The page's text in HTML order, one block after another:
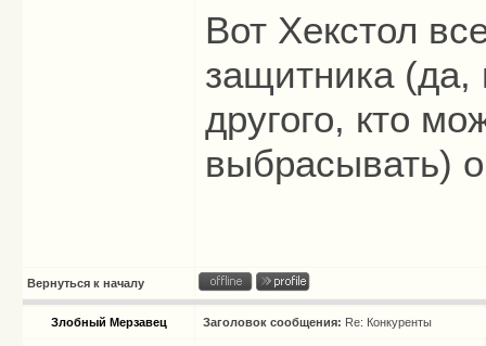
Вот Хекстол
защитника (да,
другого, кто
выбрасывать)
Вернуться к началу
Злобный Мерзавец Заголовок сообщения: Re: Конкуренты